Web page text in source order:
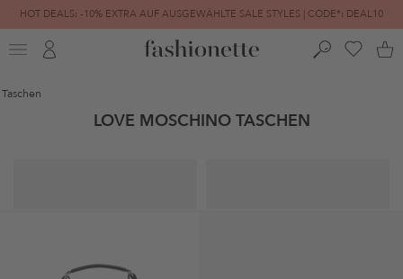
HOT DEALS: -10% EXTRA AUF AUSGEWÄHLTE SALE STYLES | CODE*: DEAL10
FINAL SALE | BIS ZU -80% REDUZIERT
Taschen
LOVE MOSCHINO TASCHEN